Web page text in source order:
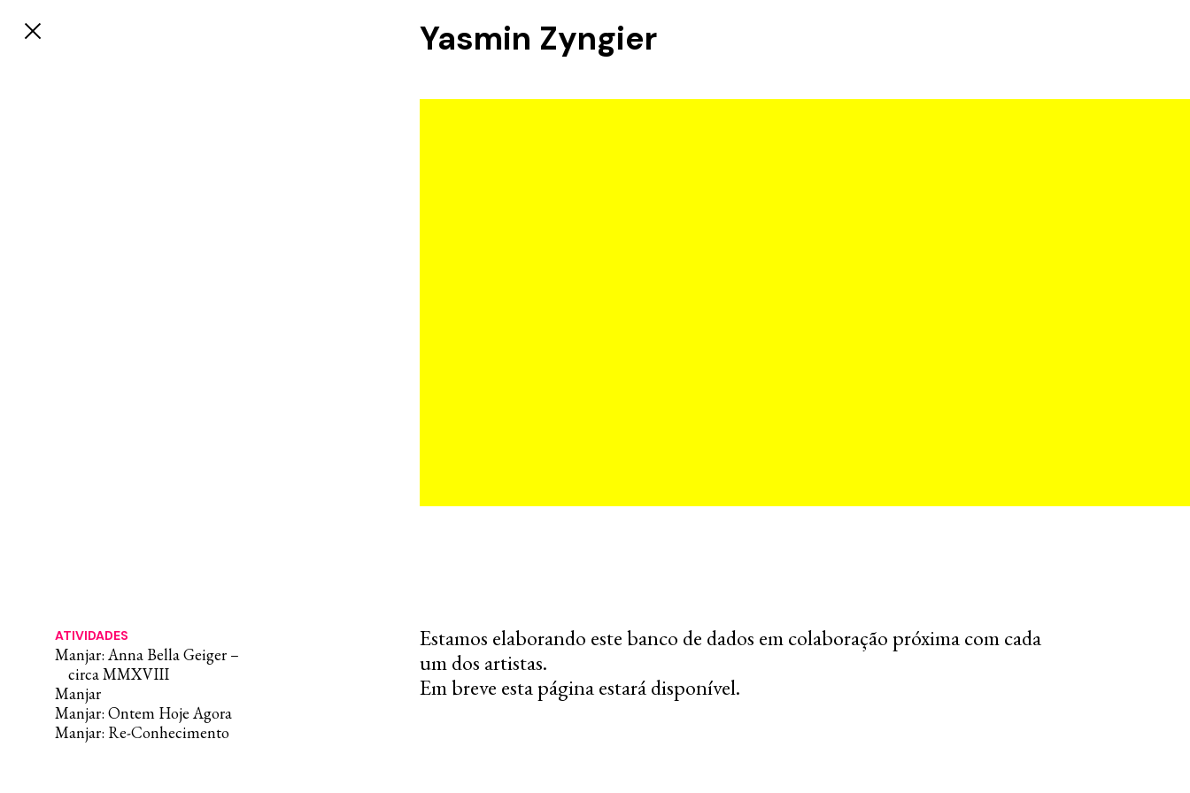
Yasmin Zyngier
ATIVIDADES
Manjar: Anna Bella Geiger –
circa MMXVIII
Manjar
Manjar: Ontem Hoje Agora
Manjar: Re-Conhecimento
Estamos elaborando este banco de dados em colaboração próxima com cada
um dos artistas.
Em breve esta página estará disponível.